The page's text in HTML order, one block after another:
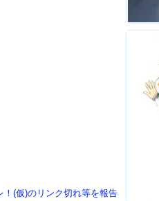
！(仮)のリンク切れ等を報告